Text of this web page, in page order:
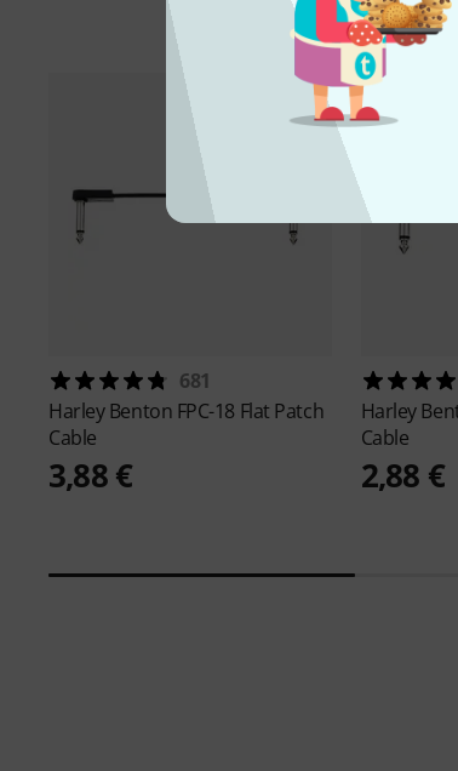
681
Harley Benton FPC-18 Flat Patch
Cable
3,88 €
Harley
Cable
2,88 €